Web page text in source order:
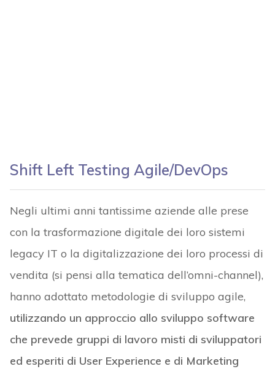
Shift Left Testing Agile/DevOps
Negli ultimi anni tantissime aziende alle prese
con la trasformazione digitale dei loro sistemi
legacy IT o la digitalizzazione dei loro processi di
vendita (si pensi alla tematica dell’omni-channel),
hanno adottato metodologie di sviluppo agile,
utilizzando un approccio allo sviluppo software
che prevede gruppi di lavoro misti di sviluppatori
ed esperiti di User Experience e di Marketing